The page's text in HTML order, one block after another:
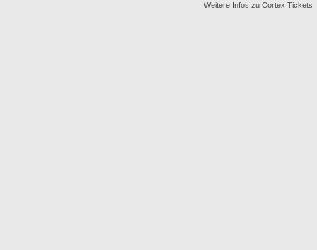
Weitere Infos zu Cortex Tickets